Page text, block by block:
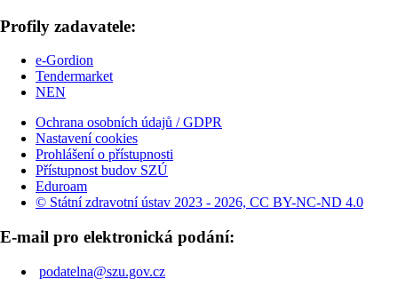
Profily zadavatele:
e-Gordion
Tendermarket
NEN
Ochrana osobních údajů / GDPR
Nastavení cookies
Prohlášení o přístupnosti
Přístupnost budov SZÚ
Eduroam
© Státní zdravotní ústav 2023 - 2026, CC BY-NC-ND 4.0
E-mail pro elektronická podání:
podatelna@szu.gov.cz